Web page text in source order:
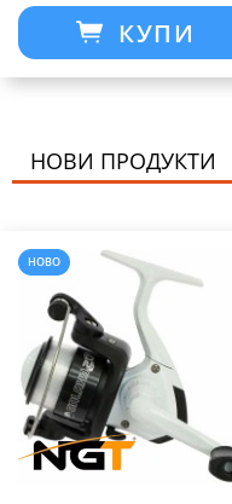
КУПИ
НОВИ ПРОДУКТИ
НОВО